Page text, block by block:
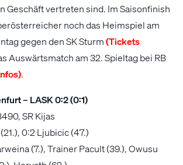
Geschäft vertreten sind. Im Saisonfinish
noch das Heimspiel am
gegen den SK Sturm(Tickets
Auswärtsmatch am 32. Spieltag bei RB
.
– LASK 0:2 (0:1)
SR Kijas
0:2 Ljubicic (47.)
(7.), Trainer Pacult (39.), Owusu